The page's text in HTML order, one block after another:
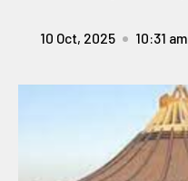
10 Oct, 2025 10:31 am